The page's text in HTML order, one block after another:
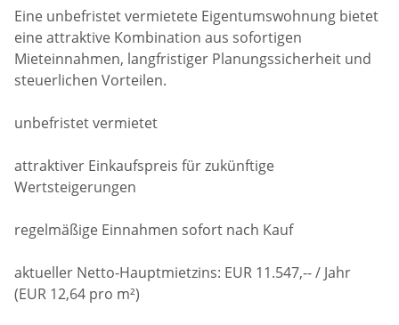
Eine unbefristet vermietete Eigentumswohnung bietet
eine attraktive Kombination aus sofortigen
Mieteinnahmen, langfristiger Planungssicherheit und
steuerlichen Vorteilen.
unbefristet vermietet
attraktiver Einkaufspreis für zukünftige
Wertsteigerungen
regelmäßige Einnahmen sofort nach Kauf
aktueller Netto-Hauptmietzins: EUR 11.547,-- / Jahr
(EUR 12,64 pro m²)